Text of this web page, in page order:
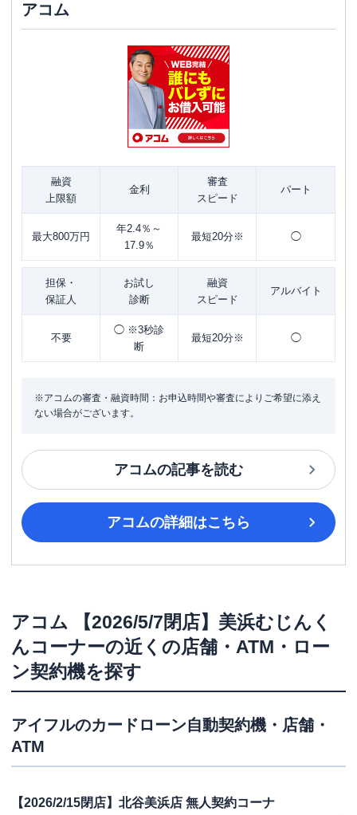
アコム
融資
上限額
金利
審査
スピード
パート
最大800万円
年2.4％～
17.9％
最短20分※ ◯
担保・
保証人
お試し
診断
融資
スピード
アルバイト
不要
◯ ※3秒診
断
最短20分※ ◯
※アコムの審査・融資時間：お申込時間や審査によりご希望に添え
ない場合がございます。
アコムの記事を読む
アコムの詳細はこちら
アコム
【2026/5/7閉店】美浜むじんく
んコーナーの近くの店舗・ATM・ロー
ン契約機を探す
アイフルのカードローン自動契約機・店舗・
ATM
【2026/2/15閉店】北谷美浜店 無人契約コーナ